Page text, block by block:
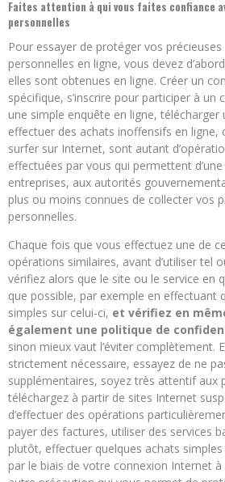
Faites attention à qui vous faites confiance
personnelles
Pour essayer de protéger vos précieuses
personnelles en ligne, vous devez
elles sont obtenues en ligne. Créer un
spécifique, s’inscrire pour participer à un
une simple enquête en ligne,
effectuer des achats inoffensifs en
surfer sur Internet, sont autant
effectuées par vous qui permettent
entreprises, aux autorités
plus ou moins connues de collecter vos
personnelles.
Chaque fois que vous effectuez une de
opérations similaires, avant d’utiliser tel
vérifiez alors que le site ou le service en
que possible, par exemple en effectuant
simples sur celui-ci, et vérifiez en
également une politique de
sinon mieux vaut l’éviter complètement.
strictement nécessaire, essayez de ne
supplémentaires, soyez très attentif aux
téléchargez à partir de sites Internet
d’effectuer des opérations
payer des factures, utiliser des services
plutôt, effectuer quelques achats
par le biais de votre connexion Internet à